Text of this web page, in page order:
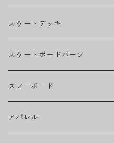
BILLIE EILISH
BOB MARLEY
CAMILA CABELLO
Ed Sheeran
スケートデッキ
スケートボードパーツ
グリップテープ
ウィール
スノーボード
アパレル